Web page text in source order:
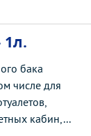
1л.
бака
числе для
кабин,...